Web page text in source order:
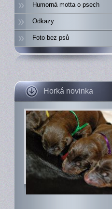
Humorná motta o psech
Odkazy
Foto bez psů
Horká novinka